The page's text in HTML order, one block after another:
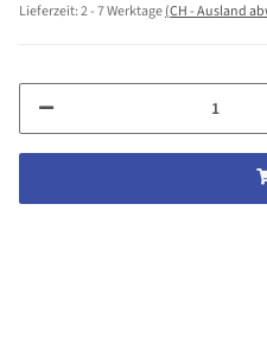
Lieferzeit:2 - 7 Werktage(CH - Ausland